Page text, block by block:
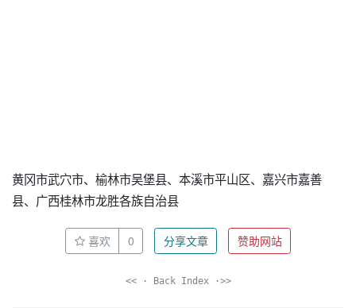
黄冈市武穴市、榆林市吴堡县、本溪市平山区、嘉兴市嘉善
县、广西桂林市龙胜各族自治县
喜欢 0 分享文章 赞助网站
<< · Back Index ·>>